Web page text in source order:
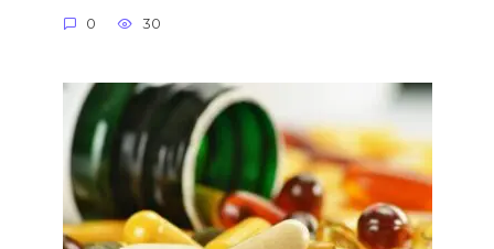
0 30